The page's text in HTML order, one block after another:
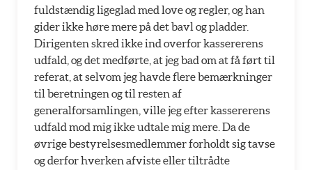
fuldstændig ligeglad med love og regler, og han
gider ikke høre mere på det bavl og pladder.
Dirigenten skred ikke ind overfor kassererens
udfald, og det medførte, at jeg bad om at få ført til
referat, at selvom jeg havde flere bemærkninger
til beretningen og til resten af
generalforsamlingen, ville jeg efter kassererens
udfald mod mig ikke udtale mig mere. Da de
øvrige bestyrelsesmedlemmer forholdt sig tavse
og derfor hverken afviste eller tiltrådte